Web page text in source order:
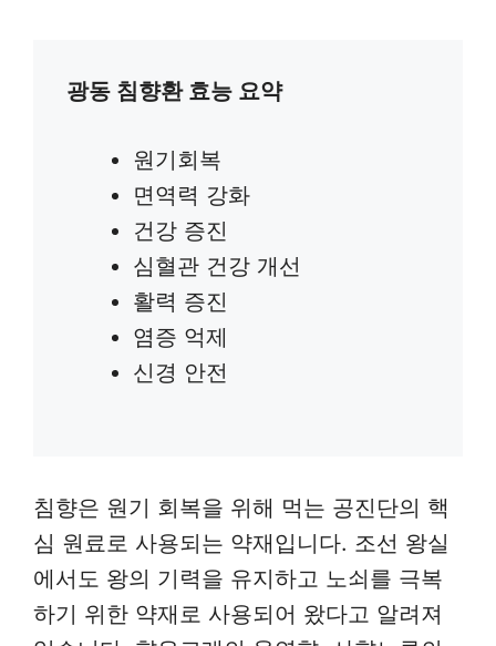
광동 침향환 효능 요약
원기회복
면역력 강화
건강 증진
심혈관 건강 개선
활력 증진
염증 억제
신경 안전
침향은 원기 회복을 위해 먹는 공진단의 핵
심 원료로 사용되는 약재입니다. 조선 왕실
에서도 왕의 기력을 유지하고 노쇠를 극복
하기 위한 약재로 사용되어 왔다고 알려져